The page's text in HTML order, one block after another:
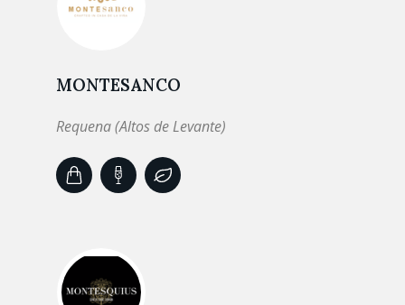
MONTESANCO
Requena (Altos de Levante)